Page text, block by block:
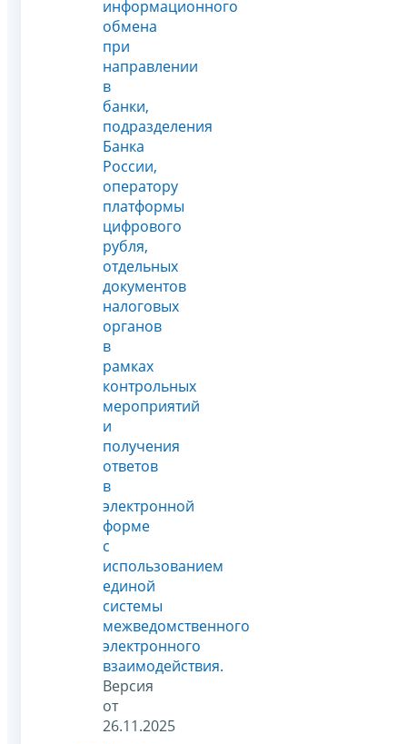
информационного
обмена
при
направлении
в
банки,
подразделения
Банка
России,
оператору
платформы
цифрового
рубля,
отдельных
документов
налоговых
органов
в
рамках
контрольных
мероприятий
и
получения
ответов
в
электронной
форме
с
использованием
единой
системы
межведомственного
электронного
взаимодействия.
Версия
от
26.11.2025